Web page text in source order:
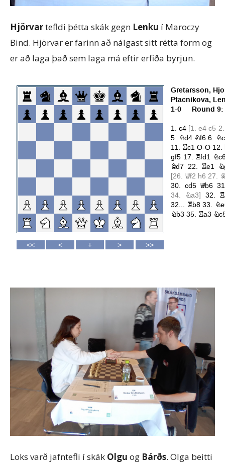
Hjörvartefldi þétta skák gegn Lenku í Maroczy
Bind. Hjörvar er farinn að nálgast sitt rétta form og
er að laga það sem laga má eftir erfiða byrjun.
Loks varð jafntefli í skák Olgu og Bárðs. Olga beitti